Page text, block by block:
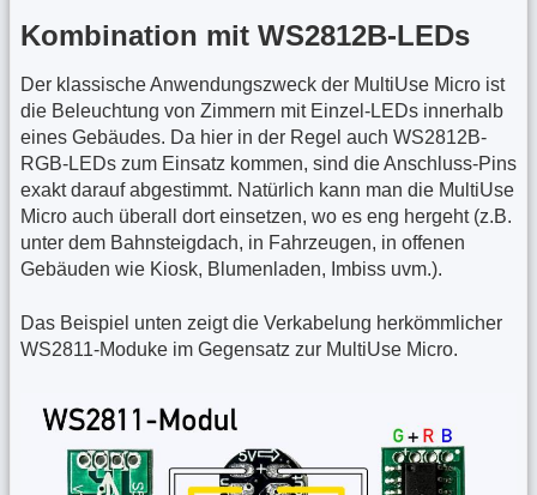
Kombination mit WS2812B-LEDs
Der klassische Anwendungszweck der MultiUse Micro ist
die Beleuchtung von Zimmern mit Einzel-LEDs innerhalb
eines Gebäudes. Da hier in der Regel auch WS2812B-
RGB-LEDs zum Einsatz kommen, sind die Anschluss-Pins
exakt darauf abgestimmt. Natürlich kann man die MultiUse
Micro auch überall dort einsetzen, wo es eng hergeht (z.B.
unter dem Bahnsteigdach, in Fahrzeugen, in offenen
Gebäuden wie Kiosk, Blumenladen, Imbiss uvm.).
Das Beispiel unten zeigt die Verkabelung herkömmlicher
WS2811-Moduke im Gegensatz zur MultiUse Micro.